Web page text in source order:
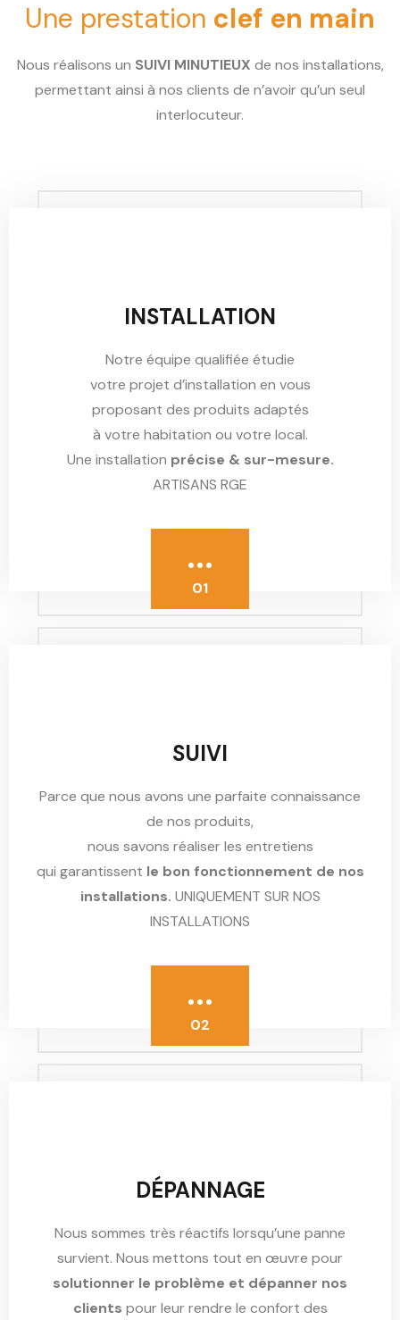
Une prestation clef en main
Nous réalisons un SUIVI MINUTIEUX de nos installations,
permettant ainsi à nos clients de n’avoir qu’un seul
interlocuteur.
INSTALLATION
Notre équipe qualifiée étudie
votre projet d’installation en vous
proposant des produits adaptés
à votre habitation ou votre local.
Une installation précise & sur-mesure.
ARTISANS RGE
...
01
SUIVI
Parce que nous avons une parfaite connaissance
de nos produits,
nous savons réaliser les entretiens
qui garantissent le bon fonctionnement de nos
installations. UNIQUEMENT SUR NOS
INSTALLATIONS
...
02
DÉPANNAGE
Nous sommes très réactifs lorsqu’une panne
survient. Nous mettons tout en œuvre pour
solutionner le problème et dépanner nos
clients pour leur rendre le confort des